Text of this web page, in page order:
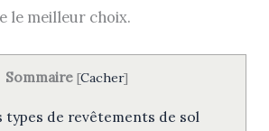
le meilleur choix.
Sommaire [Cacher]
de revêtements de sol